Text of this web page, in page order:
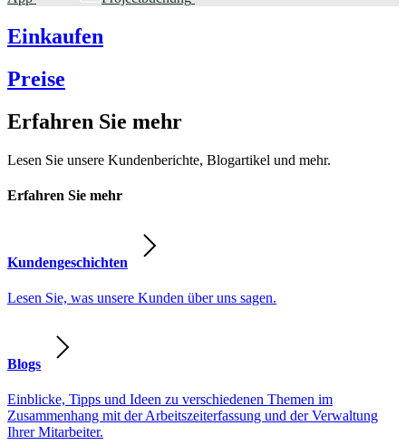
Einkaufen
Preise
Erfahren Sie mehr
Lesen Sie unsere Kundenberichte, Blogartikel und mehr.
Erfahren Sie mehr
Kundengeschichten
Lesen Sie, was unsere Kunden über uns sagen.
Blogs
Einblicke, Tipps und Ideen zu verschiedenen Themen im
Zusammenhang mit der Arbeitszeiterfassung und der Verwaltung
Ihrer Mitarbeiter.